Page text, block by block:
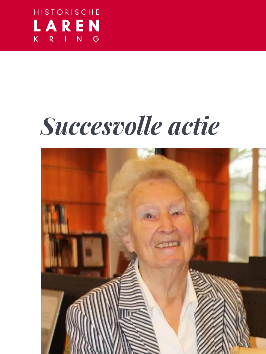
Succesvolle actie